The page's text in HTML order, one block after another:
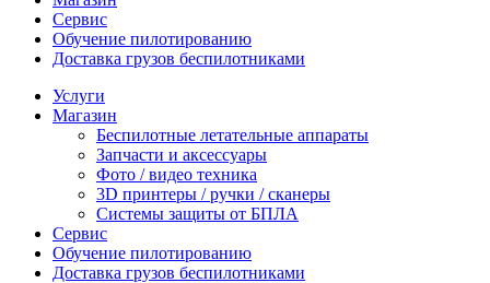
Сервис
Обучение пилотированию
Доставка грузов беспилотниками
Услуги
Магазин
Беспилотные летательные аппараты
Запчасти и аксессуары
Фото / видео техника
3D принтеры / ручки / сканеры
Системы защиты от БПЛА
Сервис
Обучение пилотированию
Доставка грузов беспилотниками